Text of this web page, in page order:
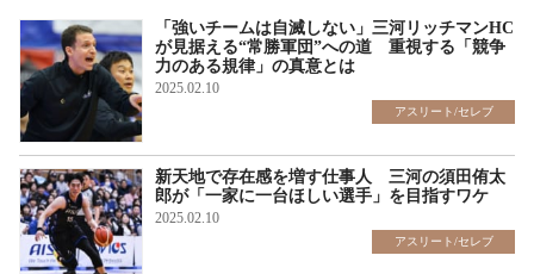
「強いチームは自滅しない」三河リッチマンHC
が見据える“常勝軍団”への道 重視する「競争
力のある規律」の真意とは
2025.02.10
アスリート/セレブ
新天地で存在感を増す仕事人 三河の須田侑太
郎が「一家に一台ほしい選手」を目指すワケ
2025.02.10
アスリート/セレブ